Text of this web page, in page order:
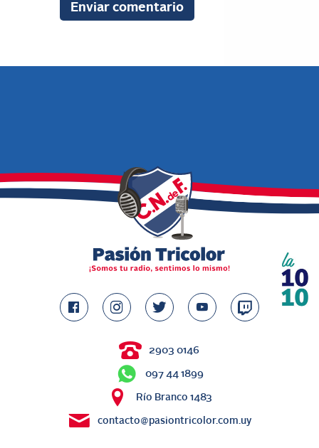
2903 0146
097 44 1899
Río Branco 1483
contacto@pasiontricolor.com.uy